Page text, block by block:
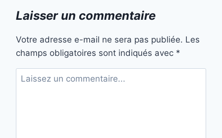
Laisser un commentaire
Votre adresse e-mail ne sera pas publiée. Les
champs obligatoires sont indiqués avec *